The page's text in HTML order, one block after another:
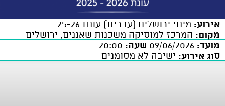
אירוע: מינוי ירושלים (עברית) עונת 25-26
מקום: המרכז למוסיקה משכנות שאננים, ירושלים
מועד:
שעה:
סוג אירוע: ישיבה לא מסומנים